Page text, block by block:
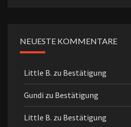
NEUESTE KOMMENTARE
Little B. zu Bestätigung
Gundi zu Bestätigung
Little B. zu Bestätigung